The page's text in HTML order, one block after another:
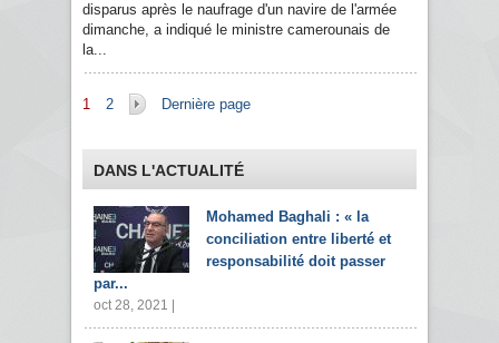
disparus après le naufrage d'un navire de l'armée
dimanche, a indiqué le ministre camerounais de
la...
Pages
1 2 Dernière page
DANS L'ACTUALITÉ
Mohamed Baghali : « la
conciliation entre liberté et
responsabilité doit passer
par...
oct 28, 2021 |